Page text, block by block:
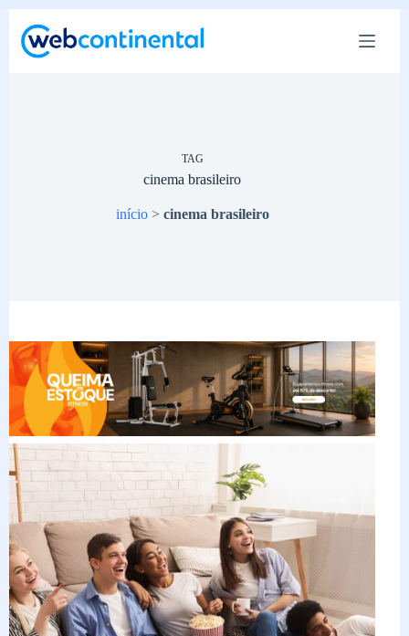
para
TAG
cinema brasileiro
início> cinema brasileiro